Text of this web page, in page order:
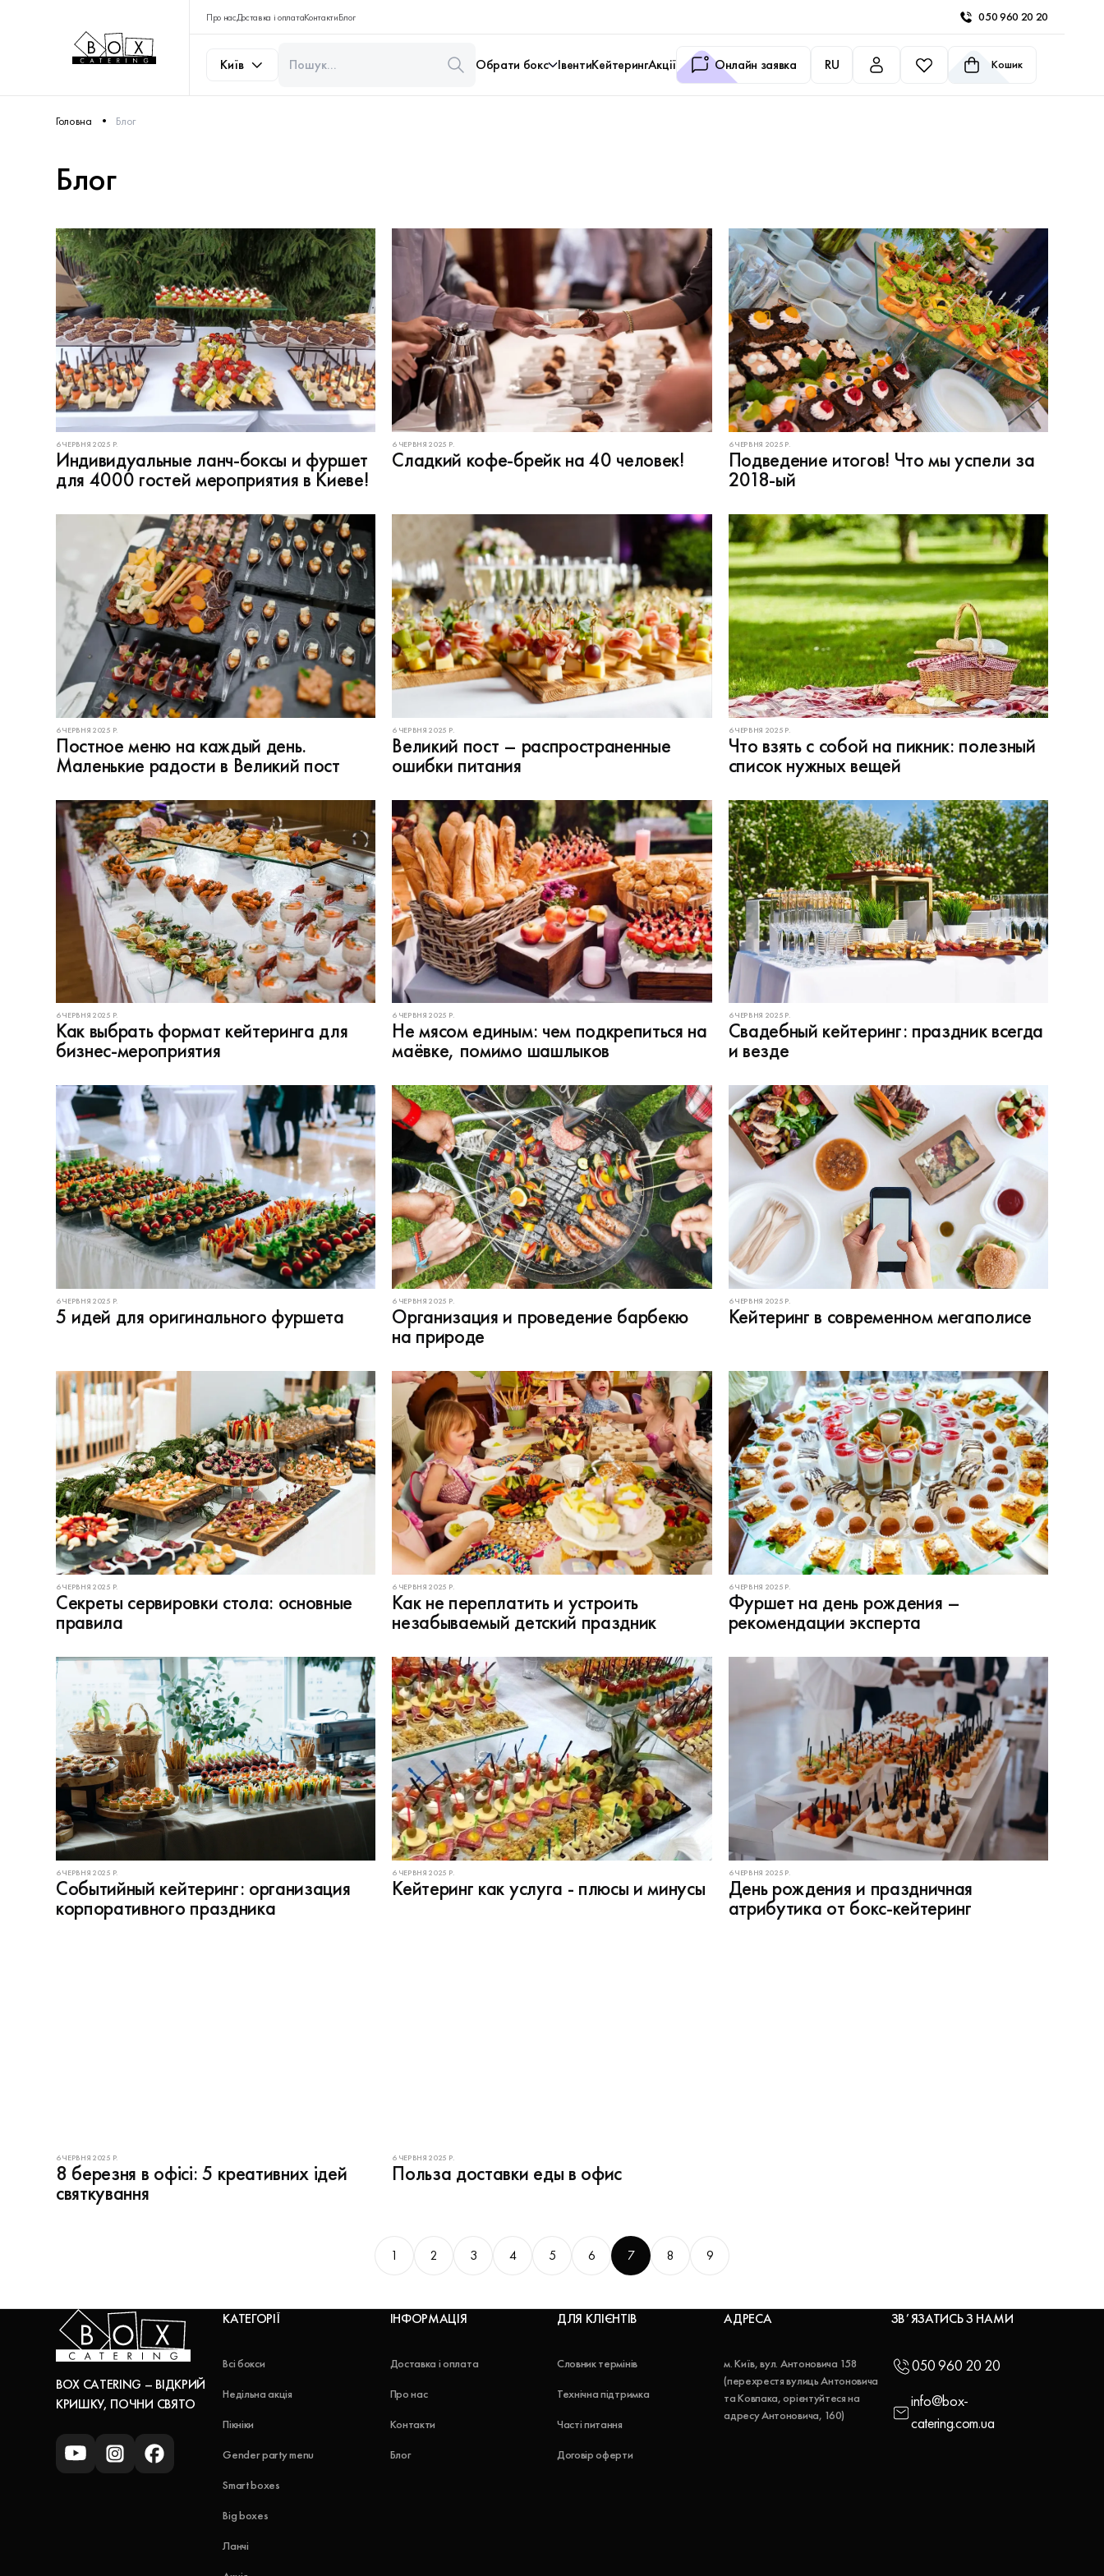
Про насДоставка і оплатаКонтактиБлог 050 960 20 20
Київ Обрати бокс ІвентиКейтерингАкції Онлайн заявка RU Кошик
Головна Блог
Блог
6 ЧЕРВНЯ 2025 Р.
Индивидуальные ланч-боксы и фуршет
для 4000 гостей мероприятия в Киеве!
6 ЧЕРВНЯ 2025 Р.
Сладкий кофе-брейк на 40 человек!
6 ЧЕРВНЯ 2025 Р.
Подведение итогов! Что мы успели за
2018-ый
6 ЧЕРВНЯ 2025 Р.
Постное меню на каждый день.
Маленькие радости в Великий пост
6 ЧЕРВНЯ 2025 Р.
Великий пост – распространенные
ошибки питания
6 ЧЕРВНЯ 2025 Р.
Что взять с собой на пикник: полезный
список нужных вещей
6 ЧЕРВНЯ 2025 Р.
Как выбрать формат кейтеринга для
бизнес-мероприятия
6 ЧЕРВНЯ 2025 Р.
Не мясом единым: чем подкрепиться на
маёвке, помимо шашлыков
6 ЧЕРВНЯ 2025 Р.
Свадебный кейтеринг: праздник всегда
и везде
6 ЧЕРВНЯ 2025 Р.
5 идей для оригинального фуршета
6 ЧЕРВНЯ 2025 Р.
Организация и проведение барбекю
на природе
6 ЧЕРВНЯ 2025 Р.
Кейтеринг в современном мегаполисе
6 ЧЕРВНЯ 2025 Р.
Секреты сервировки стола: основные
правила
6 ЧЕРВНЯ 2025 Р.
Как не переплатить и устроить
незабываемый детский праздник
6 ЧЕРВНЯ 2025 Р.
Фуршет на день рождения –
рекомендации эксперта
6 ЧЕРВНЯ 2025 Р.
Cобытийный кейтеринг: организация
корпоративного праздника
6 ЧЕРВНЯ 2025 Р.
Кейтеринг как услуга - плюсы и минусы
6 ЧЕРВНЯ 2025 Р.
День рождения и праздничная
атрибутика от бокс-кейтеринг
6 ЧЕРВНЯ 2025 Р.
8 березня в офісі: 5 креативних ідей
святкування
6 ЧЕРВНЯ 2025 Р.
Польза доставки еды в офис
1 2 3 4 5 6 7 8 9
BOX CATERING – ВІДКРИЙ
КРИШКУ, ПОЧНИ СВЯТО
КАТЕГОРІЇ
Всі бокси
Недільна акція
Пікніки
Gender party menu
Smart boxes
Big boxes
Ланчі
ІНФОРМАЦІЯ
Доставка і оплата
Про нас
Контакти
Блог
ДЛЯ КЛІЄНТІВ
Словник термінів
Технічна підтримка
Часті питання
Договір оферти
АДРЕСА
м. Київ, вул. Антоновича 158
(перехрестя вулиць Антоновича
та Ковпака, орієнтуйтеся на
адресу Антоновича, 160)
ЗВʼЯЗАТИСЬ З НАМИ
050 960 20 20
info@box-
catering.com.ua